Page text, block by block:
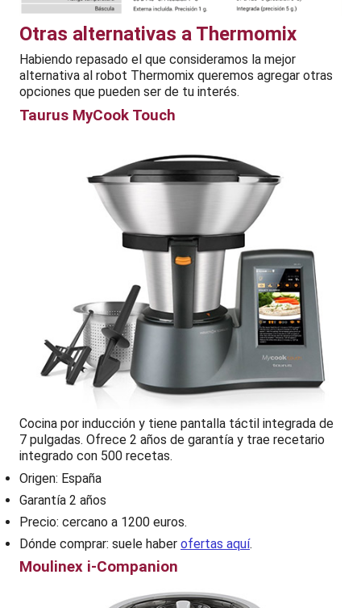
Otras alternativas a Thermomix
Habiendo repasado el que consideramos la mejor
alternativa al robot Thermomix queremos agregar otras
opciones que pueden ser de tu interés.
Taurus MyCook Touch
Cocina por inducción y tiene pantalla táctil integrada de
7 pulgadas. Ofrece 2 años de garantía y trae recetario
integrado con 500 recetas.
Origen: España
Garantía 2 años
Precio: cercano a 1200 euros.
Dónde comprar: suele haber ofertas aquí.
Moulinex i-Companion